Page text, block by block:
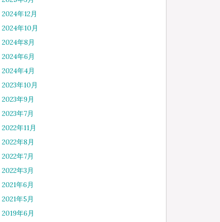
2024年12月
2024年10月
2024年8月
2024年6月
2024年4月
2023年10月
2023年9月
2023年7月
2022年11月
2022年8月
2022年7月
2022年3月
2021年6月
2021年5月
2019年6月